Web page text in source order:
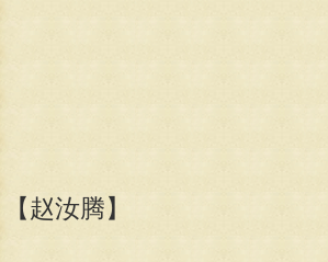
【赵汝腾】